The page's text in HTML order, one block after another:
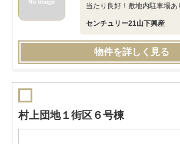
当たり良好！敷地内駐車場あ
センチュリー21山下興産
物件を詳しく見る
村上団地１街区６号棟